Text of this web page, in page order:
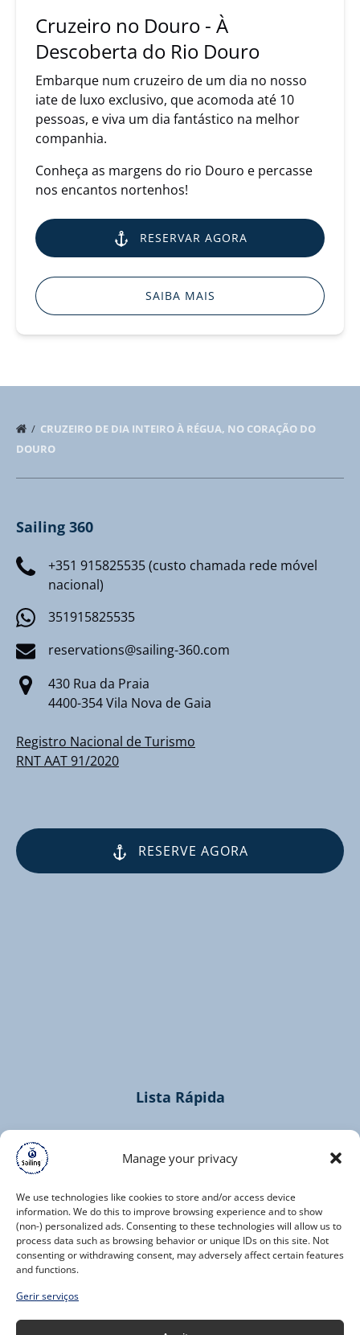
Manage your privacy
We use technologies like cookies to store and/or access device
information. We do this to improve browsing experience and to show
(non-) personalized ads. Consenting to these technologies will allow us to
process data such as browsing behavior or unique IDs on this site. Not
consenting or withdrawing consent, may adversely affect certain features
and functions.
Gerir serviços
Douro
Cruzeiro no Douro - À
Descoberta do Rio Douro
Embarque num cruzeiro de um dia no nosso
iate de luxo exclusivo, que acomoda até 10
pessoas, e viva um dia fantástico na melhor
companhia.
Conheça as margens do rio Douro e percasse
nos encantos nortenhos!
RESERVAR AGORA
SAIBA MAIS
CRUZEIRO DE DIA INTEIRO À RÉGUA, NO CORAÇÃO DO
DOURO
Sailing 360
+351 915825535 (custo chamada rede móvel
nacional)
351915825535
reservations@sailing-360.com
430 Rua da Praia
4400-354 Vila Nova de Gaia
Registro Nacional de Turismo
RNT AAT 91/2020
RESERVE AGORA
Lista Rápida
Home
Cruzeiros
in